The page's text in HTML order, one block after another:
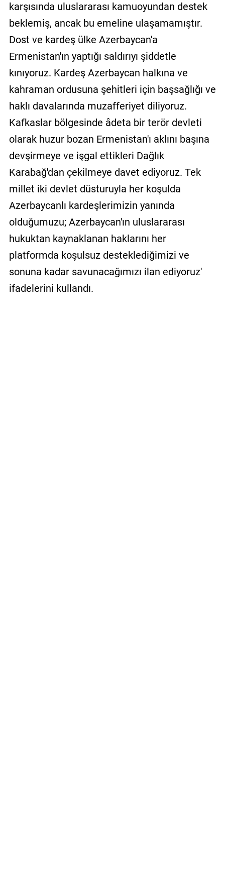
karşısında uluslararası kamuoyundan destek
beklemiş, ancak bu emeline ulaşamamıştır.
Dost ve kardeş ülke Azerbaycan'a
Ermenistan'ın yaptığı saldırıyı şiddetle
kınıyoruz. Kardeş Azerbaycan halkına ve
kahraman ordusuna şehitleri için başsağlığı ve
haklı davalarında muzafferiyet diliyoruz.
Kafkaslar bölgesinde âdeta bir terör devleti
olarak huzur bozan Ermenistan'ı aklını başına
devşirmeye ve işgal ettikleri Dağlık
Karabağ'dan çekilmeye davet ediyoruz. Tek
millet iki devlet düsturuyla her koşulda
Azerbaycanlı kardeşlerimizin yanında
olduğumuzu; Azerbaycan'ın uluslararası
hukuktan kaynaklanan haklarını her
platformda koşulsuz desteklediğimizi ve
sonuna kadar savunacağımızı ilan ediyoruz'
ifadelerini kullandı.